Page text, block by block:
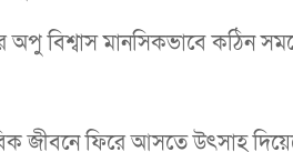
অপু বিশ্বাস মানসিকভাবে কঠিন
জীবনে ফিরে আসতে উৎসাহ